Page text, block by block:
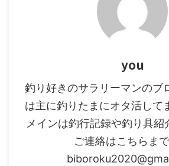
you
釣り好きのサラリーマンのブ
は主に釣りたまにオタ活して
メインは釣行記録や釣り具紹
ご連絡はこちらまで